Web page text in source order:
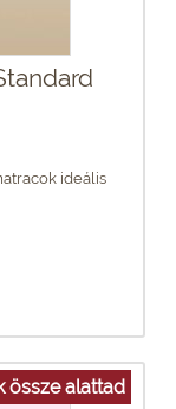
ideális
össze alattad